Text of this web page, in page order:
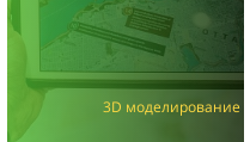
3D моделирование